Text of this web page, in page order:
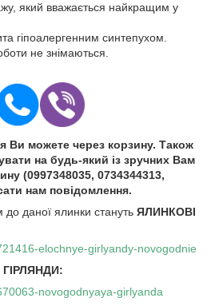
який вважається найкращим у
гіпоалергенним синтепухом.
не знімаються.
Ви можете через корзину. Також
на будь-який із зручних Вам
(0997348035, 0734344313,
нам повідомлення.
даної ялинки стануть ЯЛИНКОВІ
elochnye-girlyandy-novogodnie
ГІРЛЯНДИ:
novogodnyaya-girlyanda